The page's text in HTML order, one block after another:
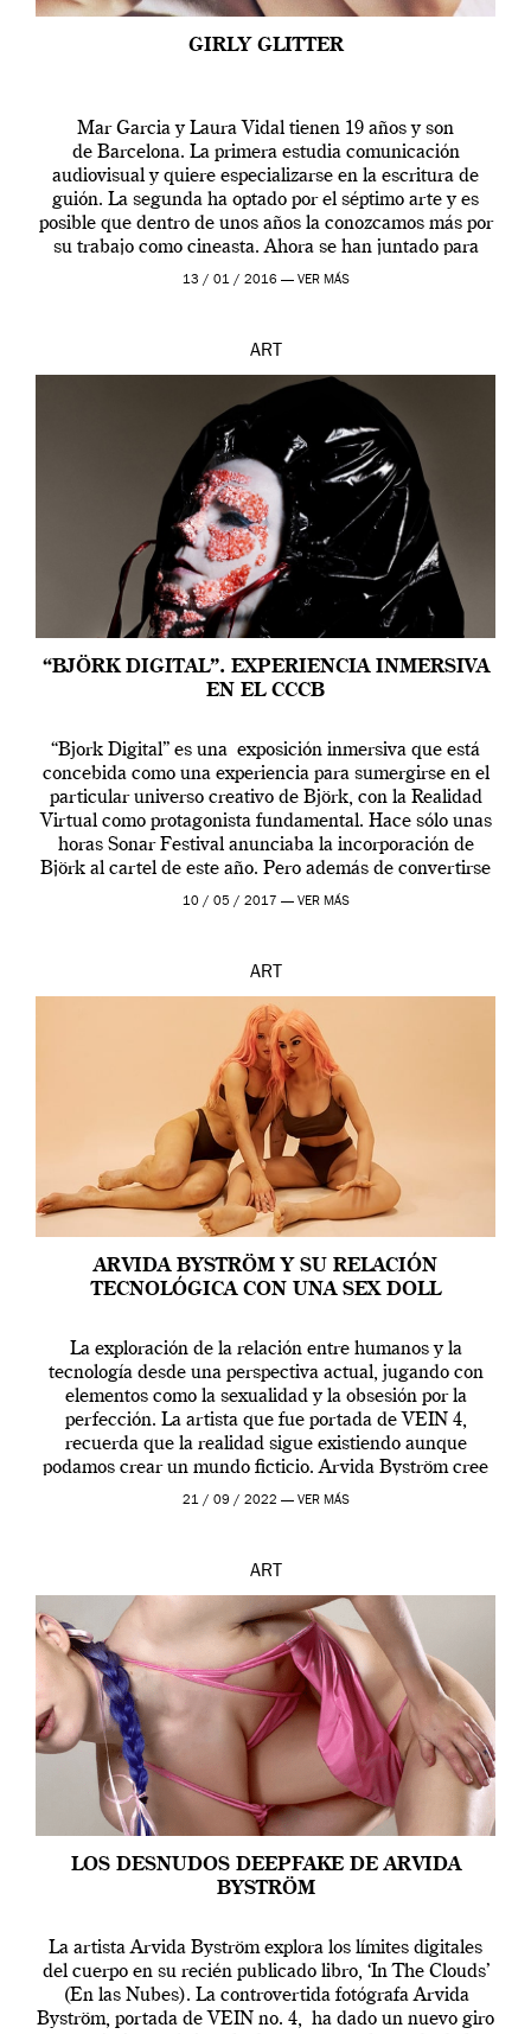
GIRLY GLITTER
Mar Garcia y Laura Vidal tienen 19 años y son
de Barcelona. La primera estudia comunicación
audiovisual y quiere especializarse en la escritura de
guión. La segunda ha optado por el séptimo arte y es
posible que dentro de unos años la conozcamos más por
su trabajo como cineasta. Ahora se han juntado para
contarnos una […]
13 / 01 / 2016 — VER MÁS
ART
“BJÖRK DIGITAL”. EXPERIENCIA INMERSIVA
EN EL CCCB
“Bjork Digital” es una exposición inmersiva que está
concebida como una experiencia para sumergirse en el
particular universo creativo de Björk, con la Realidad
Virtual como protagonista fundamental. Hace sólo unas
horas Sonar Festival anunciaba la incorporación de
Björk al cartel de este año. Pero además de convertirse
en una de las actuaciones más relevantes […]
10 / 05 / 2017 — VER MÁS
ART
ARVIDA BYSTRÖM Y SU RELACIÓN
TECNOLÓGICA CON UNA SEX DOLL
La exploración de la relación entre humanos y la
tecnología desde una perspectiva actual, jugando con
elementos como la sexualidad y la obsesión por la
perfección. La artista que fue portada de VEIN 4,
recuerda que la realidad sigue existiendo aunque
podamos crear un mundo ficticio. Arvida Byström cree
que los humanos tienen un complejo […]
21 / 09 / 2022 — VER MÁS
ART
LOS DESNUDOS DEEPFAKE DE ARVIDA
BYSTRÖM
La artista Arvida Byström explora los límites digitales
del cuerpo en su recién publicado libro, ‘In The Clouds’
(En las Nubes). La controvertida fotógrafa Arvida
Byström, portada de VEIN no. 4, ha dado un nuevo giro